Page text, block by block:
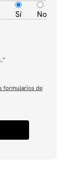
Sí No
formularios de